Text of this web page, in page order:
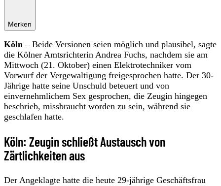
Merken
Köln – Beide Versionen seien möglich und plausibel, sagte
die Kölner Amtsrichterin Andrea Fuchs, nachdem sie am
Mittwoch (21. Oktober) einen Elektrotechniker vom
Vorwurf der Vergewaltigung freigesprochen hatte. Der 30-
Jährige hatte seine Unschuld beteuert und von
einvernehmlichem Sex gesprochen, die Zeugin hingegen
beschrieb, missbraucht worden zu sein, während sie
geschlafen hatte.
Köln: Zeugin schließt Austausch von
Zärtlichkeiten aus
Der Angeklagte hatte die heute 29-jährige Geschäftsfrau